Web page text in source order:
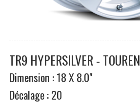
TR9 HYPERSILVER - TOUREN
Dimension : 18 X 8.0"
Décalage : 20